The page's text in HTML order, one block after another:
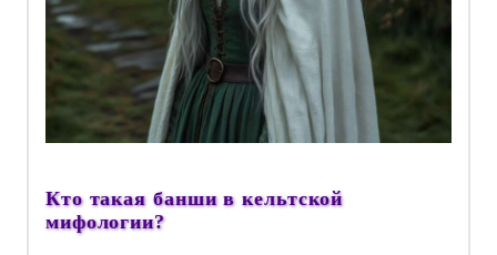
Кто такая банши в кельтской
мифологии?